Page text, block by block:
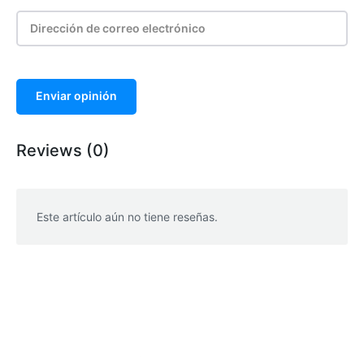
Enviar opinión
Reviews (0)
Este artículo aún no tiene reseñas.